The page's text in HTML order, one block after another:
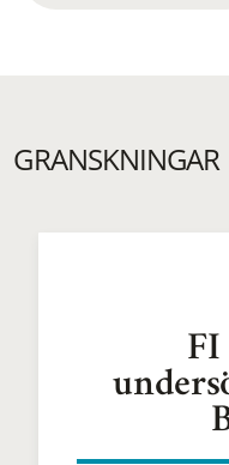
GRANSKNINGAR
FI